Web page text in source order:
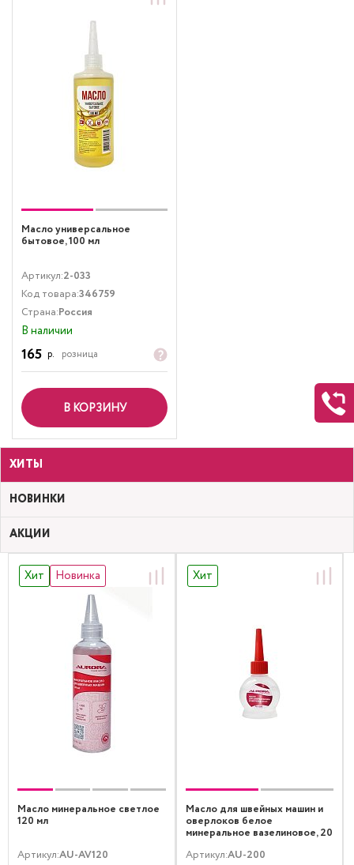
Масло универсальное
бытовое, 100 мл
Артикул:2-033
Код товара:346759
Страна:Россия
В наличии
165 р. розница
В КОРЗИНУ
ХИТЫ
НОВИНКИ
АКЦИИ
Хит Новинка
Масло минеральное светлое
120 мл
Артикул:AU-AV120
Хит
Масло для швейных машин и
оверлоков белое
минеральное вазелиновое, 20
Артикул:AU-200